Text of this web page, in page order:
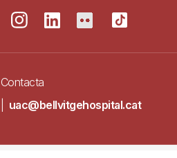
Contacta
uac@bellvitgehospital.cat